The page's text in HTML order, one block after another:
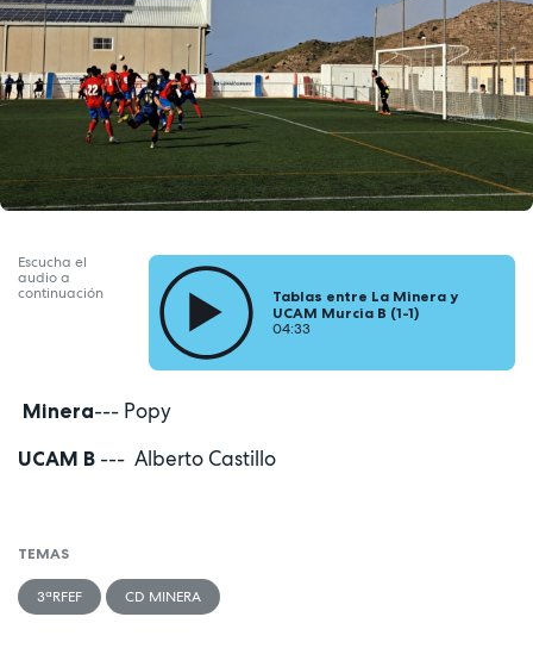
Escucha el
audio a
continuación
Tablas entre La Minera y
UCAM Murcia B (1-1)
04:33
Minera--- Popy
UCAM B --- Alberto Castillo
TEMAS
3ªRFEF CD MINERA